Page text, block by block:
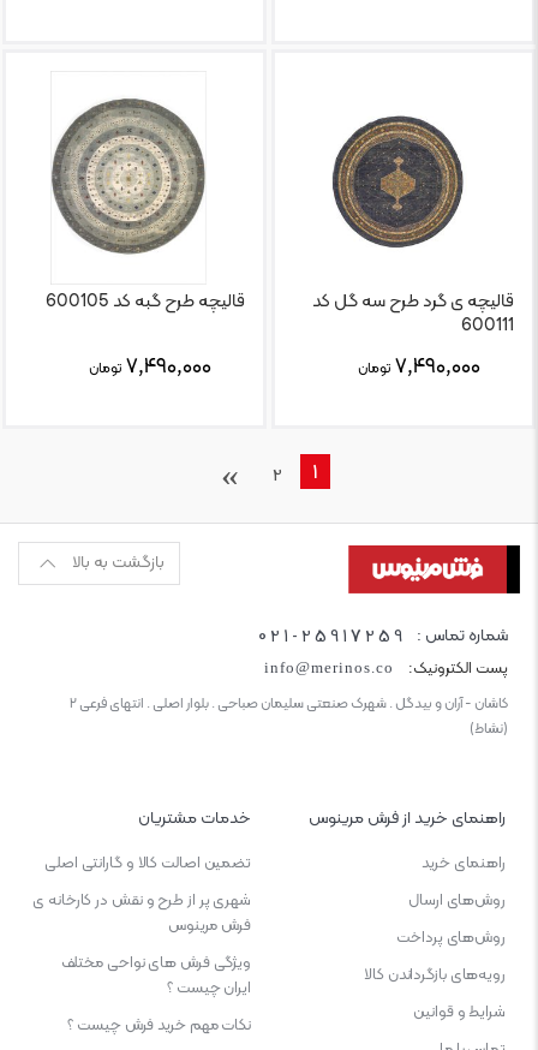
قالیچه ی گرد طرح سه گل کد
600111
۷,۴۹۰,۰۰۰ تومان
قالیچه طرح گبه کد 600105
۷,۴۹۰,۰۰۰ تومان
1
2
بازگشت به بالا
شماره تماس : 021-25917259
پست الکترونیک: info@merinos.co
کاشان - آران و بیدگل . شهرک صنعتی سلیمان صباحی . بلوار اصلی . انتهای فرعی ۲
(نشاط)
راهنمای خرید از فرش مرینوس
راهنمای خرید
روش‌های ارسال
روش‌های پرداخت
رویه‌های بازگرداندن کالا
شرایط و قوانین
خدمات مشتریان
تضمین اصالت کالا و گارانتی اصلی
شهری پر از طرح و نقش در کارخانه ی
فرش مرینوس
ویژگی‌ فرش‌ های نواحی مختلف
ایران چیست ؟
نکات مهم خرید فرش چیست ؟